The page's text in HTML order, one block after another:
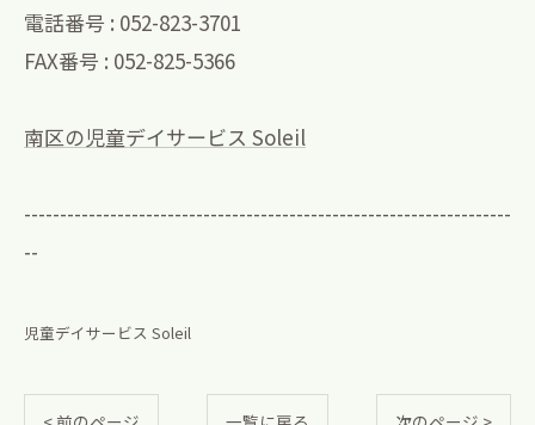
電話番号 : 052-823-3701
FAX番号 : 052-825-5366
南区の児童デイサービス Soleil
--------------------------------------------------------------------
--
児童デイサービス Soleil